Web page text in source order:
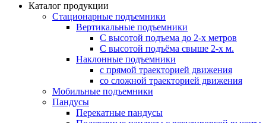
Каталог продукции
Стационарные подъемники
Вертикальные подъемники
С высотой подъема до 2-х метров
С высотой подъёма свыше 2-х м.
Наклонные подъемники
с прямой траекторией движения
со сложной траекторией движения
Мобильные подъемники
Пандусы
Перекатные пандусы